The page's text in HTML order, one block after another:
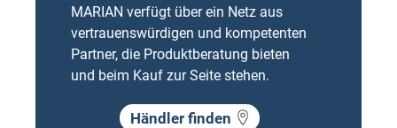
MARIAN verfügt über ein Netz aus
vertrauenswürdigen und kompetenten
Partner, die Produktberatung bieten
und beim Kauf zur Seite stehen.
Händler finden